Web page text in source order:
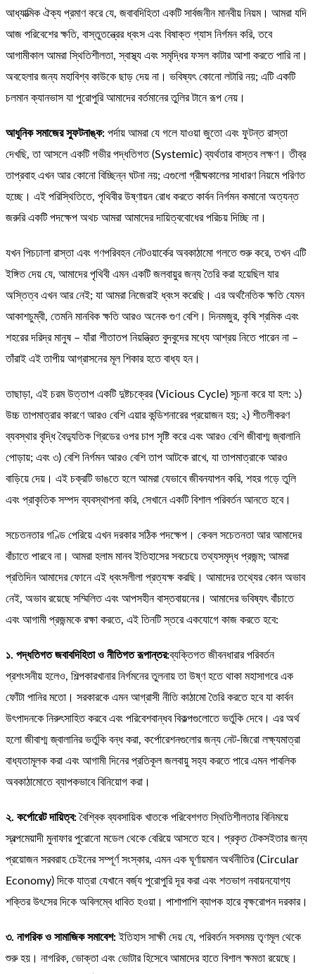
আধ্যাত্মিক ঐক্য প্রমাণ করে যে, জবাবদিহিতা একটি সার্বজনীন মানবীয় নিয়ম। আমরা যদি
আজ পরিবেশের ক্ষতি, বাস্তুতন্ত্রের ধ্বংস এবং বিষাক্ত গ্যাস নির্গমন করি, তবে
আগামীকাল আমরা স্থিতিশীলতা, স্বাস্থ্য এবং সমৃদ্ধির ফসল কাটার আশা করতে পারি না।
অবহেলার জন্য মহাবিশ্ব কাউকে ছাড় দেয় না। ভবিষ্যৎ কোনো লটারি নয়; এটি একটি
চলমান ক্যানভাস যা পুরোপুরি আমাদের বর্তমানের তুলির টানে রূপ নেয়।
আধুনিক সমাজের স্ফুটনাঙ্ক: পর্দায় আমরা যে গলে যাওয়া জুতো এবং ফুটন্ত রাস্তা
দেখছি, তা আসলে একটি গভীর পদ্ধতিগত (Systemic) ব্যর্থতার বাস্তব লক্ষণ। তীব্র
তাপ্রবাহ এখন আর কোনো বিচ্ছিন্ন ঘটনা নয়; এগুলো গ্রীষ্মকালের সাধারণ নিয়মে পরিণত
হচ্ছে। এই পরিস্থিতিতে, পৃথিবীর উষ্ণায়ন রোধ করতে কার্বন নির্গমন কমানো অত্যন্ত
জরুরি একটি পদক্ষেপ অথচ আমরা আমাদের দায়িত্ববোধের পরিচয় দিচ্ছি না।
যখন পিচঢালা রাস্তা এবং গণপরিবহন নেটওয়ার্কের অবকাঠামো গলতে শুরু করে, তখন এটি
ইঙ্গিত দেয় যে, আমাদের পৃথিবী এমন একটি জলবায়ুর জন্য তৈরি করা হয়েছিল যার
অস্তিত্ব এখন আর নেই; যা আমরা নিজেরাই ধ্বংস করেছি। এর অর্থনৈতিক ক্ষতি যেমন
আকাশচুম্বী, তেমনি মানবিক ক্ষতি আরও অনেক গুণ বেশি। দিনমজুর, কৃষি শ্রমিক এবং
শহরের দরিদ্র মানুষ – যাঁরা শীতাতপ নিয়ন্ত্রিত বুদবুদের মধ্যে আশ্রয় নিতে পারেন না –
তাঁরাই এই তাপীয় আগ্রাসনের মূল শিকার হতে বাধ্য হন।
তাছাড়া, এই চরম উত্তাপ একটি দুষ্টচক্রের (Vicious Cycle) সূচনা করে যা হল: ১)
উচ্চ তাপমাত্রার কারণে আরও বেশি এয়ার কন্ডিশনারের প্রয়োজন হয়; ২) শীতলীকরণ
ব্যবস্থার বৃদ্ধি বৈদ্যুতিক গ্রিডের ওপর চাপ সৃষ্টি করে এবং আরও বেশি জীবাশ্ম জ্বালানি
পোড়ায়; এবং ৩) বেশি নির্গমন আরও বেশি তাপ আটকে রাখে, যা তাপমাত্রাকে আরও
বাড়িয়ে দেয়। এই চক্রটি ভাঙতে হলে আমরা যেভাবে জীবনযাপন করি, শহর গড়ে তুলি
এবং প্রাকৃতিক সম্পদ ব্যবস্থাপনা করি, সেখানে একটি বিশাল পরিবর্তন আনতে হবে।
সচেতনতার গণ্ডি পেরিয়ে এখন দরকার সঠিক পদক্ষেপ। কেবল সচেতনতা আর আমাদের
বাঁচাতে পারবে না। আমরা হলাম মানব ইতিহাসের সবচেয়ে তথ্যসমৃদ্ধ প্রজন্ম; আমরা
প্রতিদিন আমাদের ফোনে এই ধ্বংসলীলা প্রত্যক্ষ করছি। আমাদের তথ্যের কোন অভাব
নেই, অভাব রয়েছে সম্মিলিত এবং আপসহীন বাস্তবায়নের। আমাদের ভবিষ্যৎ বাঁচাতে
এবং আগামী প্রজন্মকে রক্ষা করতে, এই তিনটি স্তরে একযোগে কাজ করতে হবে:
১. পদ্ধতিগত জবাবদিহিতা ও নীতিগত রূপান্তর:ব্যক্তিগত জীবনধারার পরিবর্তন
প্রশংসনীয় হলেও, শিল্পকারখানার নির্গমনের তুলনায় তা উষ্ণ হতে থাকা মহাসাগরে এক
ফোঁটা পানির মতো। সরকারকে এমন আগ্রাসী নীতি কাঠামো তৈরি করতে হবে যা কার্বন
উৎপাদনকে নিরুৎসাহিত করবে এবং পরিবেশবান্ধব বিকল্পগুলোতে ভর্তুকি দেবে। এর অর্থ
হলো জীবাশ্ম জ্বালানির ভর্তুকি বন্ধ করা, কর্পোরেশনগুলোর জন্য নেট-জিরো লক্ষ্যমাত্রা
বাধ্যতামূলক করা এবং আগামী দিনের প্রতিকূল জলবায়ু সহ্য করতে পারে এমন পাবলিক
অবকাঠামোতে ব্যাপকভাবে বিনিয়োগ করা।
২. কর্পোরেট দায়িত্ব:বৈশ্বিক ব্যবসায়িক খাতকে পরিবেশগত স্থিতিশীলতার বিনিময়ে
স্বল্পমেয়াদী মুনাফার পুরোনো মডেল থেকে বেরিয়ে আসতে হবে। প্রকৃত টেকসইতার জন্য
প্রয়োজন সরবরাহ চেইনের সম্পূর্ণ সংস্কার, এমন এক ঘূর্ণায়মান অর্থনীতির (Circular
Economy) দিকে যাত্রা যেখানে বর্জ্য পুরোপুরি দূর করা এবং শতভাগ নবায়নযোগ্য
শক্তির উৎসের দিকে অবিলম্বে ধাবিত হওয়া। পাশাপাশি ব্যাপক হারে বৃক্ষরোপন দরকার।
৩. নাগরিক ও সামাজিক সমাবেশ: ইতিহাস সাক্ষী দেয় যে, পরিবর্তন সবসময় তৃণমূল থেকে
শুরু হয়। নাগরিক, ভোক্তা এবং ভোটার হিসেবে আমাদের হাতে বিশাল ক্ষমতা রয়েছে।